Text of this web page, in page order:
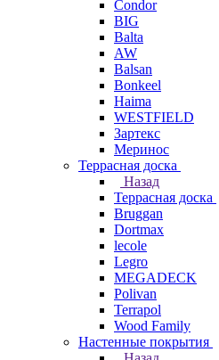
Condor
BIG
Balta
AW
Balsan
Bonkeel
Haima
WESTFIELD
Зартекс
Меринос
Террасная доска
Назад
Террасная доска
Bruggan
Dortmax
lecole
Legro
MEGADECK
Polivan
Terrapol
Wood Family
Настенные покрытия